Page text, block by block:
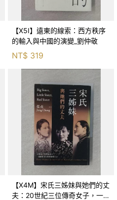
【X5I】遠東的線索：西方秩序
的輸入與中國的演變_劉仲敬
NT$ 319
【X4M】宋氏三姊妹與她們的丈
夫：20世紀三位傳奇女子，一部